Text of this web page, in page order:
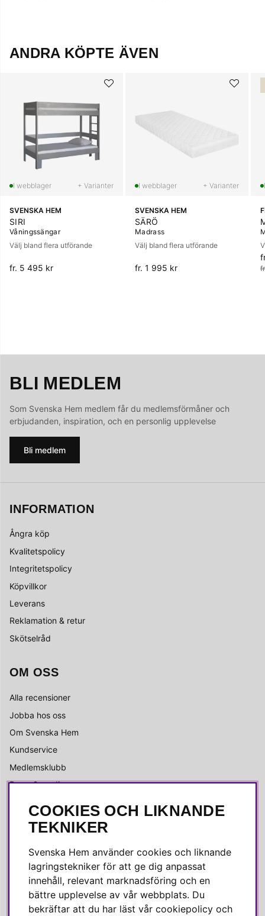
ANDRA KÖPTE ÄVEN
+ Varianter
SVENSKA HEM
SIRI
Våningssängar
Välj bland flera utförande
fr. 5 495 kr
+ Varianter
SVENSKA HEM
SÄRÖ
Madrass
Välj bland flera utförande
fr. 1 995 kr
BLI MEDLEM
Som Svenska Hem medlem får du medlemsförmåner och
erbjudanden, inspiration, och en personlig upplevelse
Bli medlem
INFORMATION
Ångra köp
Kvalitetspolicy
Integritetspolicy
Köpvillkor
Leverans
Reklamation & retur
Skötselråd
OM OSS
Alla recensioner
Jobba hos oss
Om Svenska Hem
Kundservice
Medlemsklubb
Press & media
SOCIALA MEDIER
Instagram
Linkedin
Pinterest
COOKIES OCH LIKNANDE
TEKNIKER
Svenska Hem använder cookies och liknande
lagringstekniker för att ge dig anpassat
innehåll, relevant marknadsföring och en
bättre upplevelse av vår webbplats. Du
bekräftar att du har läst vår cookiepolicy och